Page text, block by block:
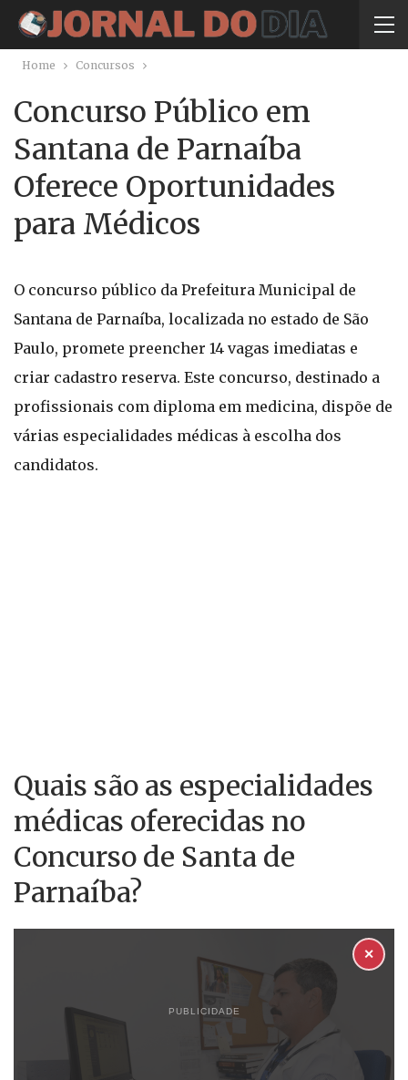
Home Concursos
Concurso Público em
Santana de Parnaíba
Oferece Oportunidades
para Médicos
O concurso público da Prefeitura Municipal de
Santana de Parnaíba, localizada no estado de São
Paulo, promete preencher 14 vagas imediatas e
criar cadastro reserva. Este concurso, destinado a
profissionais com diploma em medicina, dispõe de
várias especialidades médicas à escolha dos
candidatos.
Quais são as especialidades
médicas oferecidas no
Concurso de Santa de
Parnaíba?
PUBLICIDADE
✕